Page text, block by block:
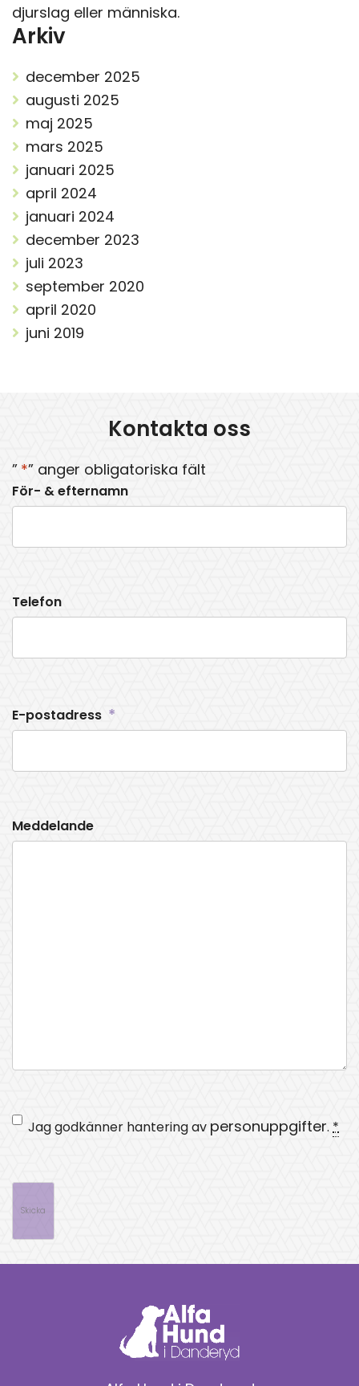
djurslag eller människa.
Arkiv
december 2025
augusti 2025
maj 2025
mars 2025
januari 2025
april 2024
januari 2024
december 2023
juli 2023
september 2020
april 2020
juni 2019
Kontakta oss
” *” anger obligatoriska fält
För- & efternamn
Telefon
E-postadress *
Meddelande
Integritet *
Jag godkänner hantering av personuppgifter. *